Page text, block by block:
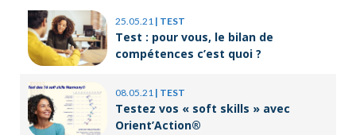
25.05.21 | TEST
Test : pour vous, le bilan de
compétences c’est quoi ?
08.05.21 | TEST
Testez vos « soft skills » avec
Orient’Action®